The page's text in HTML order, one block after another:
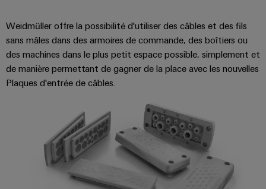
Rails
de
raccordement
équipés
modifiés
équipés
Assemblage
Weidmüller offre la possibilité d'utiliser des câbles et des fils
sans mâles dans des armoires de commande, des boîtiers ou
des machines dans le plus petit espace possible, simplement et
de manière permettant de gagner de la place avec les nouvelles
Plaques d'entrée de câbles.